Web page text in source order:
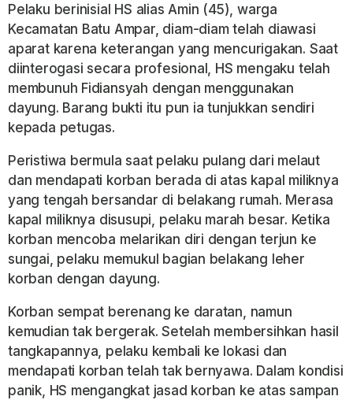
Pelaku berinisial HS alias Amin (45), warga
Kecamatan Batu Ampar, diam-diam telah diawasi
aparat karena keterangan yang mencurigakan. Saat
diinterogasi secara profesional, HS mengaku telah
membunuh Fidiansyah dengan menggunakan
dayung. Barang bukti itu pun ia tunjukkan sendiri
kepada petugas.
Peristiwa bermula saat pelaku pulang dari melaut
dan mendapati korban berada di atas kapal miliknya
yang tengah bersandar di belakang rumah. Merasa
kapal miliknya disusupi, pelaku marah besar. Ketika
korban mencoba melarikan diri dengan terjun ke
sungai, pelaku memukul bagian belakang leher
korban dengan dayung.
Korban sempat berenang ke daratan, namun
kemudian tak bergerak. Setelah membersihkan hasil
tangkapannya, pelaku kembali ke lokasi dan
mendapati korban telah tak bernyawa. Dalam kondisi
panik, HS mengangkat jasad korban ke atas sampan